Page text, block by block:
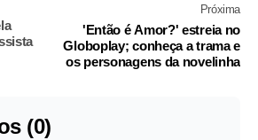
Próxima
'Então é Amor?' estreia no
Globoplay; conheça a trama e
os personagens da novelinha
(0)